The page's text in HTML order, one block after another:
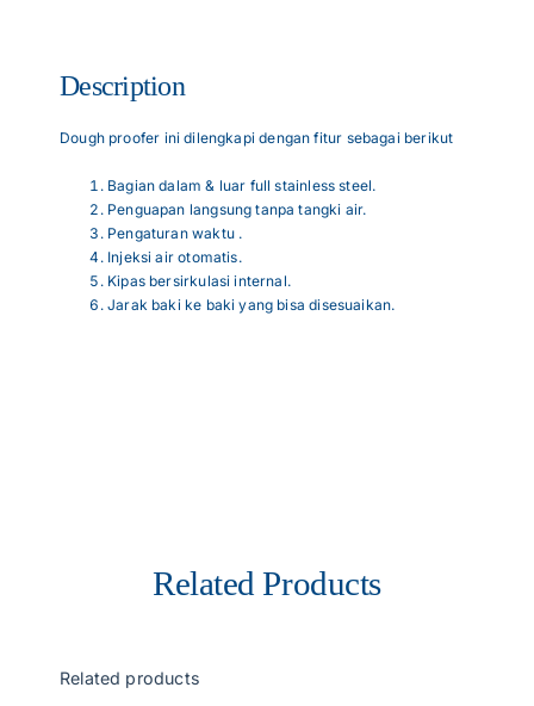
Description
Dough proofer ini dilengkapi dengan fitur sebagai berikut
Bagian dalam & luar full stainless steel.
Penguapan langsung tanpa tangki air.
Pengaturan waktu .
Injeksi air otomatis.
Kipas bersirkulasi internal.
Jarak baki ke baki yang bisa disesuaikan.
Related Products
Related products